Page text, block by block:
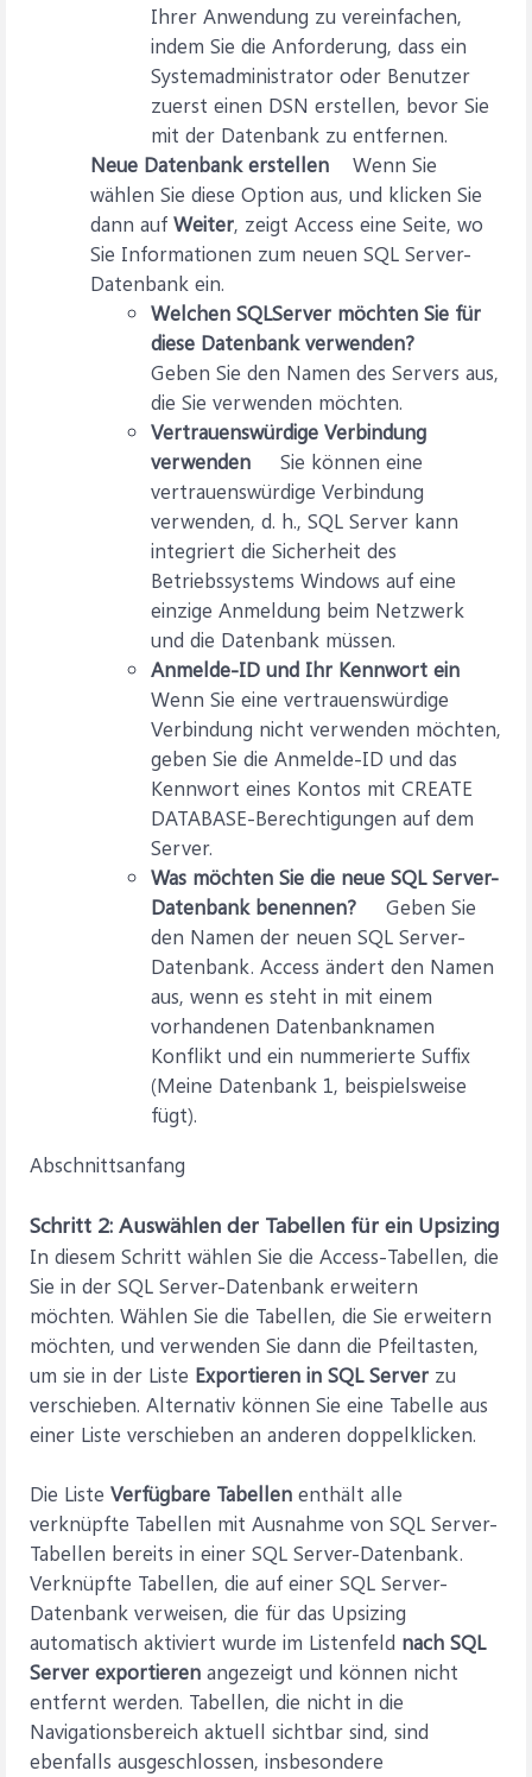
Ihrer Anwendung zu vereinfachen,
indem Sie die Anforderung, dass ein
Systemadministrator oder Benutzer
zuerst einen DSN erstellen, bevor Sie
mit der Datenbank zu entfernen.
Neue Datenbank erstellen Wenn Sie
wählen Sie diese Option aus, und klicken Sie
dann auf Weiter, zeigt Access eine Seite, wo
Sie Informationen zum neuen SQL Server-
Datenbank ein.
Welchen SQLServer möchten Sie für
diese Datenbank verwenden?
Geben Sie den Namen des Servers aus,
die Sie verwenden möchten.
Vertrauenswürdige Verbindung
verwenden Sie können eine
vertrauenswürdige Verbindung
verwenden, d. h., SQL Server kann
integriert die Sicherheit des
Betriebssystems Windows auf eine
einzige Anmeldung beim Netzwerk
und die Datenbank müssen.
Anmelde-ID und Ihr Kennwort ein
Wenn Sie eine vertrauenswürdige
Verbindung nicht verwenden möchten,
geben Sie die Anmelde-ID und das
Kennwort eines Kontos mit CREATE
DATABASE-Berechtigungen auf dem
Server.
Was möchten Sie die neue SQL Server-
Datenbank benennen? Geben Sie
den Namen der neuen SQL Server-
Datenbank. Access ändert den Namen
aus, wenn es steht in mit einem
vorhandenen Datenbanknamen
Konflikt und ein nummerierte Suffix
(Meine Datenbank 1, beispielsweise
fügt).
Abschnittsanfang
Schritt 2: Auswählen der Tabellen für ein Upsizing
In diesem Schritt wählen Sie die Access-Tabellen, die
Sie in der SQL Server-Datenbank erweitern
möchten. Wählen Sie die Tabellen, die Sie erweitern
möchten, und verwenden Sie dann die Pfeiltasten,
um sie in der Liste Exportieren in SQL Server zu
verschieben. Alternativ können Sie eine Tabelle aus
einer Liste verschieben an anderen doppelklicken.
Die Liste Verfügbare Tabellen enthält alle
verknüpfte Tabellen mit Ausnahme von SQL Server-
Tabellen bereits in einer SQL Server-Datenbank.
Verknüpfte Tabellen, die auf einer SQL Server-
Datenbank verweisen, die für das Upsizing
automatisch aktiviert wurde im Listenfeld nach SQL
Server exportieren angezeigt und können nicht
entfernt werden. Tabellen, die nicht in die
Navigationsbereich aktuell sichtbar sind, sind
ebenfalls ausgeschlossen, insbesondere